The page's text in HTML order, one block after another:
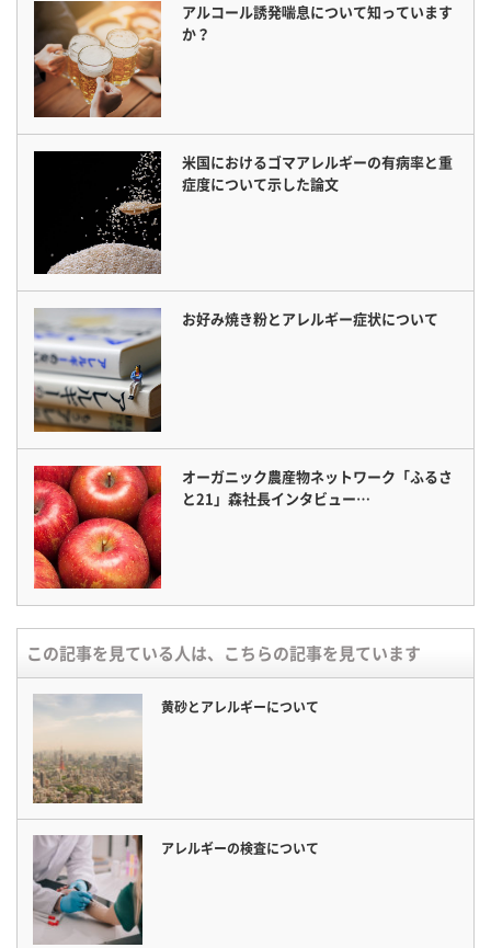
アルコール誘発喘息について知っています
か？
米国におけるゴマアレルギーの有病率と重
症度について示した論文
お好み焼き粉とアレルギー症状について
オーガニック農産物ネットワーク「ふるさ
と21」森社長インタビュー…
この記事を見ている人は、こちらの記事を見ています
黄砂とアレルギーについて
アレルギーの検査について